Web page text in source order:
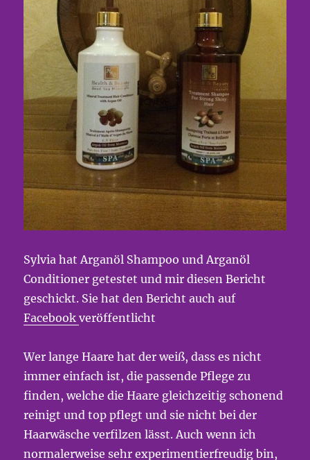
Sylvia hat Arganöl Shampoo und Arganöl
Conditioner getestet und mir diesen Bericht
geschickt. Sie hat den Bericht auch auf
Facebookveröffentlicht
Wer lange Haare hat der weiß, dass es nicht
immer einfach ist, die passende Pflege zu
finden, welche die Haare gleichzeitig schonend
reinigt und top pflegt und sie nicht bei der
Haarwäsche verfilzen lässt. Auch wenn ich
normalerweise sehr experimentierfreudig bin,